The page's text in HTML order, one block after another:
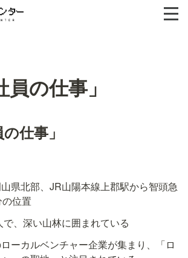
員の仕事」
仕事」
県北部、JR山陽本線上郡駅から智頭急
位置
で、深い山林に囲まれている
ーカルベンチャー企業が集まり、「ロ